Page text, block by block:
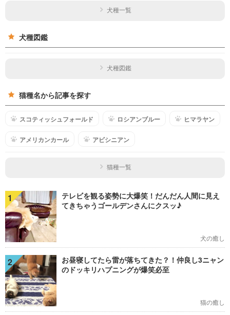
犬種一覧
犬種図鑑
犬種図鑑
猫種名から記事を探す
スコティッシュフォールド ロシアンブルー ヒマラヤン
アメリカンカール アビシニアン
猫種一覧
1
テレビを観る姿勢に大爆笑！だんだん人間に見え
てきちゃうゴールデンさんにクスッ♪
犬の癒し
2
お昼寝してたら雷が落ちてきた？！仲良し3ニャン
のドッキリハプニングが爆笑必至
猫の癒し